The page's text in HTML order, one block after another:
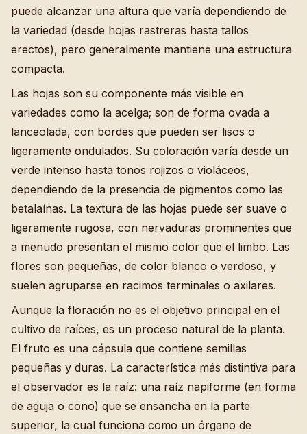
puede alcanzar una altura que varía dependiendo de
la variedad (desde hojas rastreras hasta tallos
erectos), pero generalmente mantiene una estructura
compacta.
Las hojas son su componente más visible en
variedades como la acelga; son de forma ovada a
lanceolada, con bordes que pueden ser lisos o
ligeramente ondulados. Su coloración varía desde un
verde intenso hasta tonos rojizos o violáceos,
dependiendo de la presencia de pigmentos como las
betalaínas. La textura de las hojas puede ser suave o
ligeramente rugosa, con nervaduras prominentes que
a menudo presentan el mismo color que el limbo. Las
flores son pequeñas, de color blanco o verdoso, y
suelen agruparse en racimos terminales o axilares.
Aunque la floración no es el objetivo principal en el
cultivo de raíces, es un proceso natural de la planta.
El fruto es una cápsula que contiene semillas
pequeñas y duras. La característica más distintiva para
el observador es la raíz: una raíz napiforme (en forma
de aguja o cono) que se ensancha en la parte
superior, la cual funciona como un órgano de